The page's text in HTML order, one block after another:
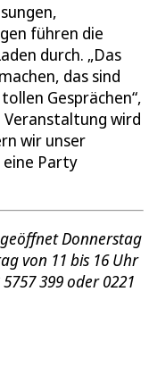
führen die
durch. „Das
das sind
Gesprächen“,
wird
wir unser
eine Party
Donnerstag
von 11 bis 16 Uhr
399 oder 0221